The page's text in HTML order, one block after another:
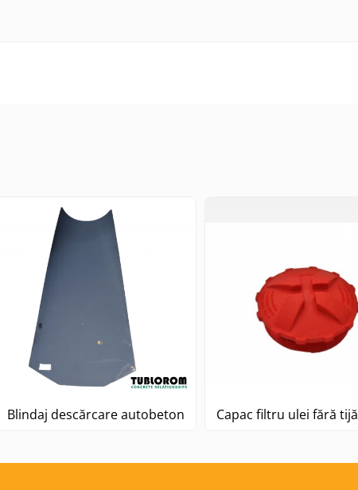
Blindaj descărcare autobetonieră Stetter L=1450
Capac filtru ulei fără tijă